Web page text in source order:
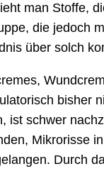
man Stoffe,
die jedoch
über solch
bisher
schwer
Mikrorisse
Durch